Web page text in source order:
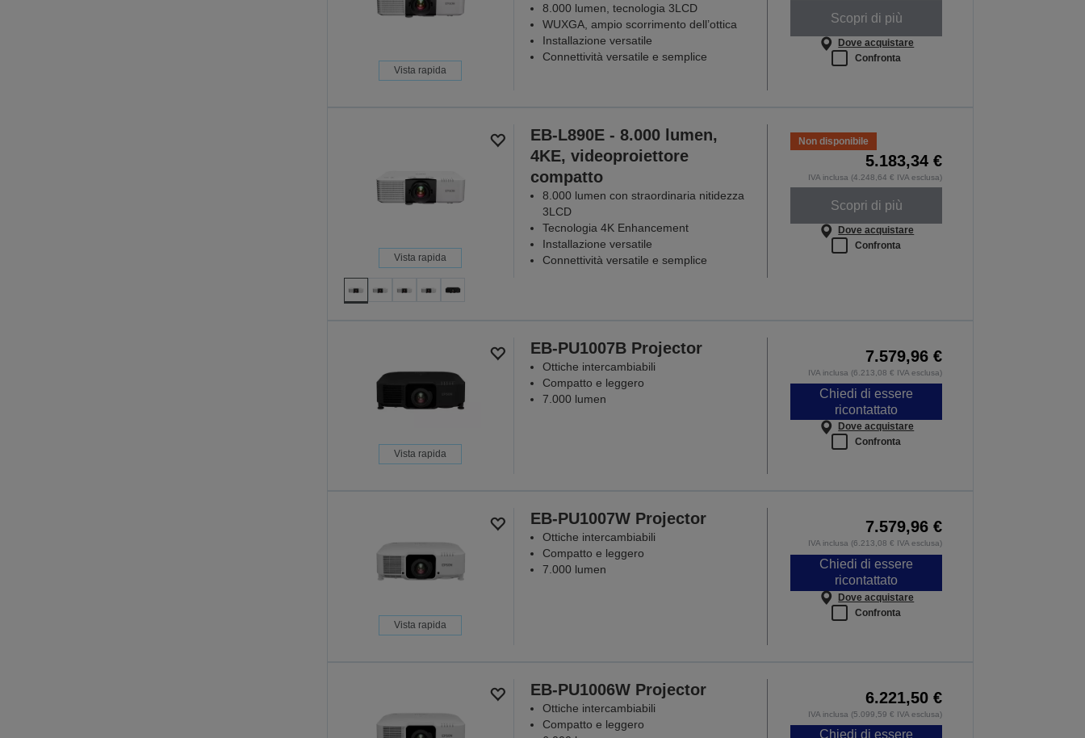
Vista rapida
8.000 lumen, tecnologia 3LCD
WUXGA, ampio scorrimento dell’ottica
Installazione versatile
Connettività versatile e semplice
Scopri di più
Dove acquistare
Confronta
Vista rapida
EB-L890E - 8.000 lumen,
4KE, videoproiettore
compatto
8.000 lumen con straordinaria nitidezza
3LCD
Tecnologia 4K Enhancement
Installazione versatile
Connettività versatile e semplice
Non disponibile
5.183,34 €
IVA inclusa (4.248,64 € IVA esclusa)
Scopri di più
Dove acquistare
Confronta
Vista rapida
EB-PU1007B Projector
Ottiche intercambiabili
Compatto e leggero
7.000 lumen
7.579,96 €
IVA inclusa (6.213,08 € IVA esclusa)
Chiedi di essere
ricontattato
Dove acquistare
Confronta
Vista rapida
EB-PU1007W Projector
Ottiche intercambiabili
Compatto e leggero
7.000 lumen
7.579,96 €
IVA inclusa (6.213,08 € IVA esclusa)
Chiedi di essere
ricontattato
Dove acquistare
Confronta
EB-PU1006W Projector
Ottiche intercambiabili
Compatto e leggero
6.221,50 €
IVA inclusa (5.099,59 € IVA esclusa)
Chiedi di essere